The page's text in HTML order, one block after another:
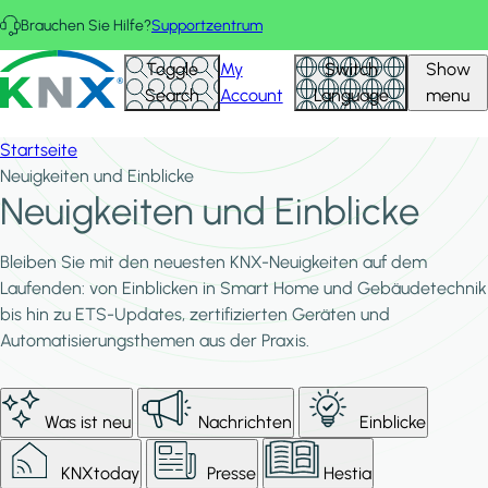
Direkt zum Inhalt
Brauchen Sie Hilfe?Supportzentrum
KNX - Homepage Toggle
Search
My
Account
Switch
Language
Show
menu
Startseite
Neuigkeiten und Einblicke
Neuigkeiten und Einblicke
Bleiben Sie mit den neuesten KNX-Neuigkeiten auf dem
Laufenden: von Einblicken in Smart Home und Gebäudetechnik
bis hin zu ETS-Updates, zertifizierten Geräten und
Automatisierungsthemen aus der Praxis.
Was ist neu Nachrichten Einblicke
KNXtoday Presse Hestia